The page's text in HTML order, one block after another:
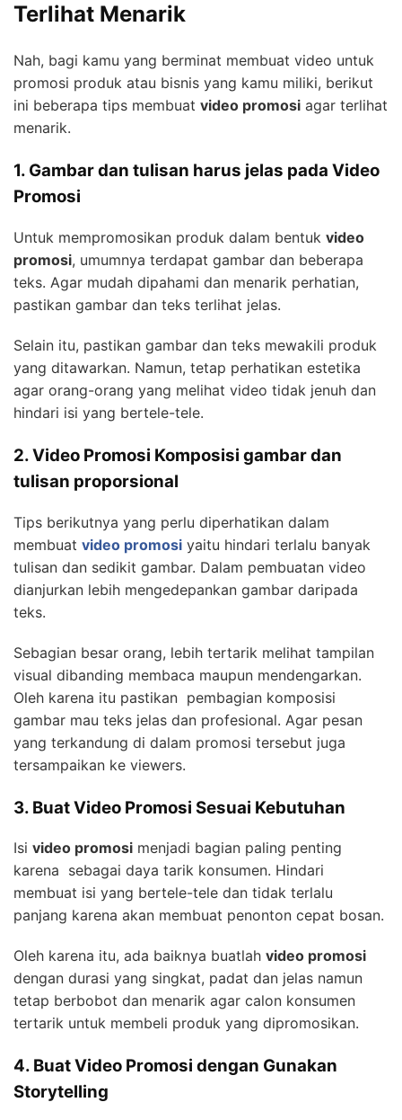
Terlihat Menarik
Nah, bagi kamu yang berminat membuat video untuk
promosi produk atau bisnis yang kamu miliki, berikut
ini beberapa tips membuat video promosi agar terlihat
menarik.
1. Gambar dan tulisan harus jelas pada Video
Promosi
Untuk mempromosikan produk dalam bentuk video
promosi, umumnya terdapat gambar dan beberapa
teks. Agar mudah dipahami dan menarik perhatian,
pastikan gambar dan teks terlihat jelas.
Selain itu, pastikan gambar dan teks mewakili produk
yang ditawarkan. Namun, tetap perhatikan estetika
agar orang-orang yang melihat video tidak jenuh dan
hindari isi yang bertele-tele.
2. Video Promosi Komposisi gambar dan
tulisan proporsional
Tips berikutnya yang perlu diperhatikan dalam
membuat video promosi yaitu hindari terlalu banyak
tulisan dan sedikit gambar. Dalam pembuatan video
dianjurkan lebih mengedepankan gambar daripada
teks.
Sebagian besar orang, lebih tertarik melihat tampilan
visual dibanding membaca maupun mendengarkan.
Oleh karena itu pastikan pembagian komposisi
gambar mau teks jelas dan profesional. Agar pesan
yang terkandung di dalam promosi tersebut juga
tersampaikan ke viewers.
3. Buat Video Promosi Sesuai Kebutuhan
Isi video promosi menjadi bagian paling penting
karena sebagai daya tarik konsumen. Hindari
membuat isi yang bertele-tele dan tidak terlalu
panjang karena akan membuat penonton cepat bosan.
Oleh karena itu, ada baiknya buatlah video promosi
dengan durasi yang singkat, padat dan jelas namun
tetap berbobot dan menarik agar calon konsumen
tertarik untuk membeli produk yang dipromosikan.
4. Buat Video Promosi dengan Gunakan
Storytelling